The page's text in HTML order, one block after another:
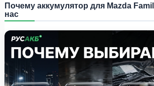
Почему аккумулятор для Mazda
нас